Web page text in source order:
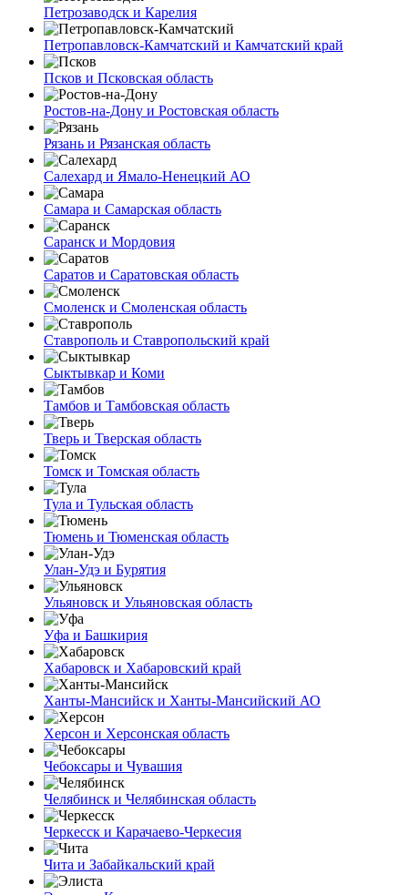
Петрозаводск и Карелия
Петропавловск-Камчатский и Камчатский край
Псков и Псковская область
Ростов-на-Дону и Ростовская область
Рязань и Рязанская область
Салехард и Ямало-Ненецкий АО
Самара и Самарская область
Саранск и Мордовия
Саратов и Саратовская область
Смоленск и Смоленская область
Ставрополь и Ставропольский край
Сыктывкар и Коми
Тамбов и Тамбовская область
Тверь и Тверская область
Томск и Томская область
Тула и Тульская область
Тюмень и Тюменская область
Улан-Удэ и Бурятия
Ульяновск и Ульяновская область
Уфа и Башкирия
Хабаровск и Хабаровский край
Ханты-Мансийск и Ханты-Мансийский АО
Херсон и Херсонская область
Чебоксары и Чувашия
Челябинск и Челябинская область
Черкесск и Карачаево-Черкесия
Чита и Забайкальский край